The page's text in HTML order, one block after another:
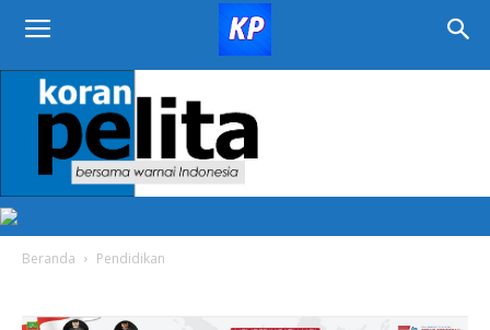
KORAN
PELITA
Beranda Pendidikan